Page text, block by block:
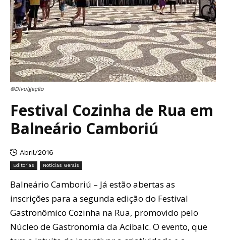
©Divulgação
Festival Cozinha de Rua em
Balneário Camboriú
Abril/2016
Editorias Notícias Gerais
Balneário Camboriú – Já estão abertas as
inscrições para a segunda edição do Festival
Gastronômico Cozinha na Rua, promovido pelo
Núcleo de Gastronomia da Acibalc. O evento, que